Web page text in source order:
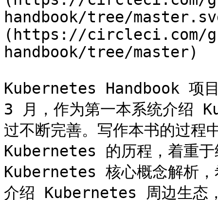
handbook/tree/
(https://circleci.com/
handbook/tree/master)
Kubernetes Handbook 项
3 月，作为第一本系统介绍
过不断完善。写作本书的过程
Kubernetes 的历程，着重于
Kubernetes 核心概念解析，
介绍 Kubernetes 周边生态